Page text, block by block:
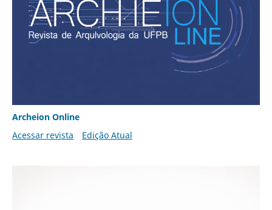
Archeion Online
Acessar revista
Edição Atual